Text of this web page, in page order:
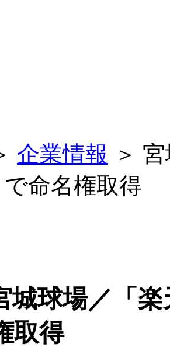
企業情報 ＞
で命名権取得
城球場／「
取得